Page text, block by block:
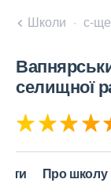
Школи с-
селищної
Про школу